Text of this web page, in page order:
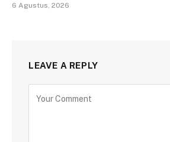
6 Agustus, 2026
LEAVE A REPLY